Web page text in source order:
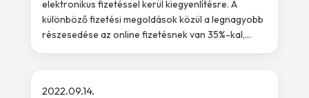
elektronikus fizetéssel kerül kiegyenlítésre. A
különböző fizetési megoldások közül a legnagyobb
részesedése az online fizetésnek van 35%-kal,...
2022.09.14.